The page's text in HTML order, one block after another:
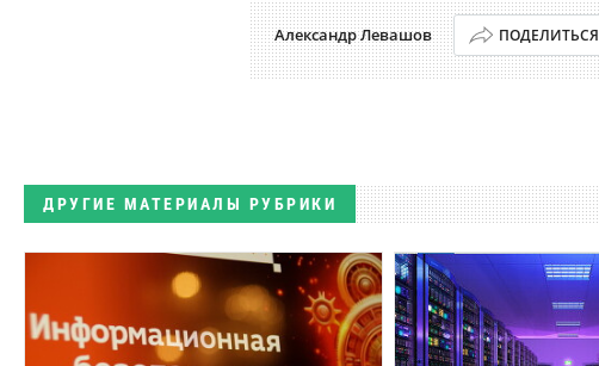
Александр Левашов ПОДЕЛИТЬСЯ
ДРУГИЕ МАТЕРИАЛЫ РУБРИКИ